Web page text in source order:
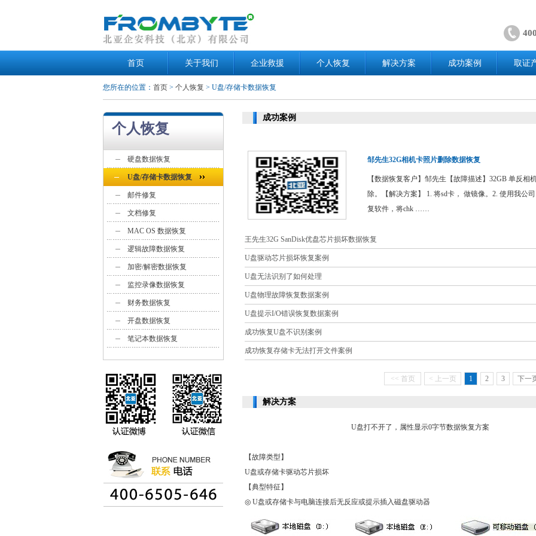
首页 关于我们 企业救援 个人恢复 解决方案 成功案例 取证
您所在的位置： 首页 > 个人恢复 > U盘/存储卡数据恢复
个人恢复
硬盘数据恢复
U盘/存储卡数据恢复
邮件修复
文档修复
MAC OS 数据恢复
逻辑故障数据恢复
加密/解密数据恢复
监控录像数据恢复
财务数据恢复
开盘数据恢复
笔记本数据恢复
成功案例
邹先生32G相机卡照片删除数据恢复
【数据恢复客户】邹先生【故障描述】32GB 单反相
除。【解决方案】 1. 将sd卡， 做镜像。2. 使用我公
复软件，将chk ……
王先生32G SanDisk优盘芯片损坏数据恢复
U盘驱动芯片损坏恢复案例
U盘无法识别了如何处理
U盘物理故障恢复数据案例
U盘提示I/O错误恢复数据案例
成功恢复U盘不识别案例
成功恢复存储卡无法打开文件案例
<< 首页 < 上一页 1 2 3 下一
解决方案
U盘打不开了，属性显示0字节数据恢复方案
【故障类型】
U盘或存储卡驱动芯片损坏
【典型特征】
◎ U盘或存储卡与电脑连接后无反应或提示插入磁盘驱动器